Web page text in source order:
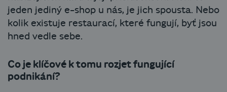
jeden jediný e-shop u nás, je jich spousta. Nebo
kolik existuje restaurací, které fungují, byť jsou
hned vedle sebe.
Co je klíčové k tomu rozjet fungující
podnikání?